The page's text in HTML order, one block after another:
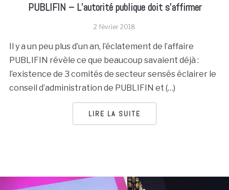
PUBLIFIN – L’autorité publique doit s’affirmer
2 février 2018
Il y a un peu plus d’un an, l’éclatement de l’affaire
PUBLIFIN révèle ce que beaucoup savaient déjà :
l’existence de 3 comités de secteur sensés éclairer le
conseil d’administration de PUBLIFIN et (…)
LIRE LA SUITE